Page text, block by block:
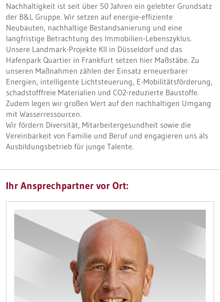
Nachhaltigkeit ist seit über 50 Jahren ein gelebter Grundsatz
der B&L Gruppe. Wir setzen auf energie-effiziente
Neubauten, nachhaltige Bestandsanierung und eine
langfristige Betrachtung des Immobilien-Lebenszyklus.
Unsere Landmark-Projekte KII in Düsseldorf und das
Hafenpark Quartier in Frankfurt setzen hier Maßstäbe. Zu
unseren Maßnahmen zählen der Einsatz erneuerbarer
Energien, intelligente Lichtsteuerung, E-Mobilitätsförderung,
schadstofffreie Materialien und CO2-reduzierte Baustoffe.
Zudem legen wir großen Wert auf den nachhaltigen Umgang
mit Wasserressourcen.
Wir fördern Diversität, Mitarbeitergesundheit sowie die
Vereinbarkeit von Familie und Beruf und engagieren uns als
Ausbildungsbetrieb für junge Talente.
Ihr Ansprechpartner vor Ort: